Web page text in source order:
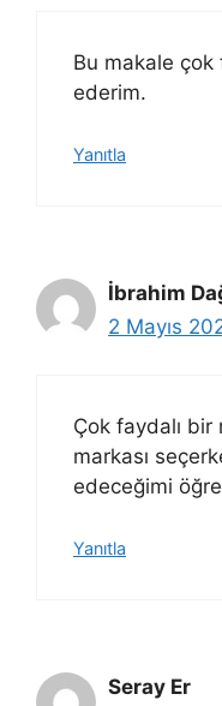
Bu makale çok
ederim.
Yanıtla
İbrahim
2 Mayıs
Çok faydalı
markası
edeceğimi
Yanıtla
Seray Er